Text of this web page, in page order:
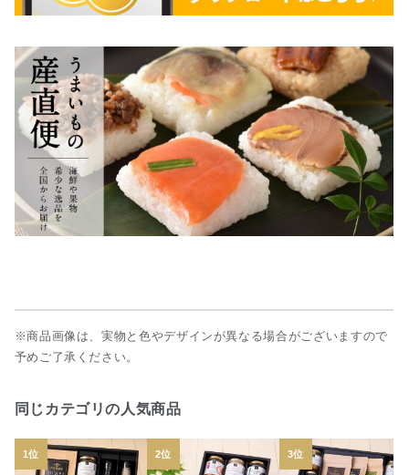
※商品画像は、実物と色やデザインが異なる場合がございますので
予めご了承ください。
同じカテゴリの人気商品